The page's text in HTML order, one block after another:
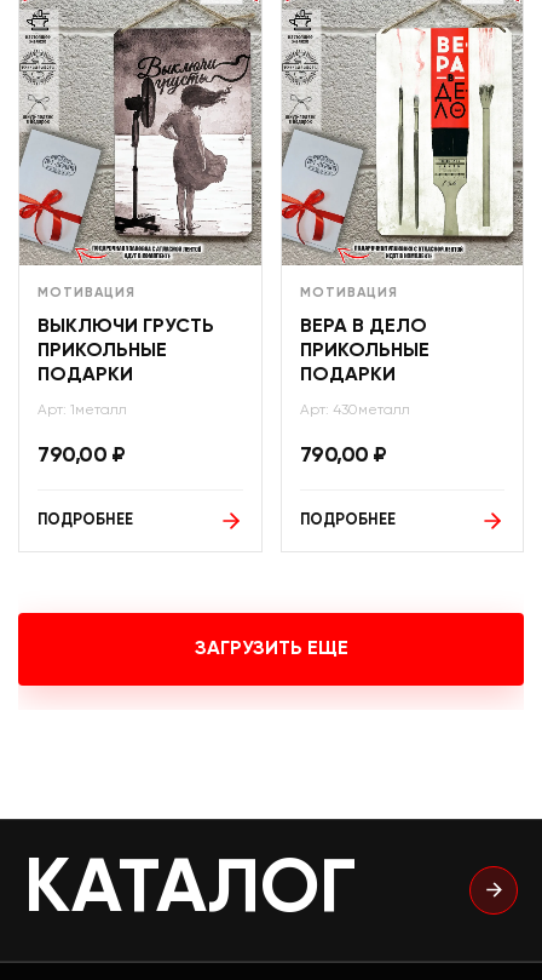
МОТИВАЦИЯ
ВЫКЛЮЧИ ГРУСТЬ
ПРИКОЛЬНЫЕ
ПОДАРКИ
Арт: 1металл
790,00 ₽
ПОДРОБНЕЕ
МОТИВАЦИЯ
ВЕРА В ДЕЛО
ПРИКОЛЬНЫЕ
ПОДАРКИ
Арт: 430металл
790,00 ₽
ПОДРОБНЕЕ
ЗАГРУЗИТЬ ЕЩЕ
КАТАЛОГ